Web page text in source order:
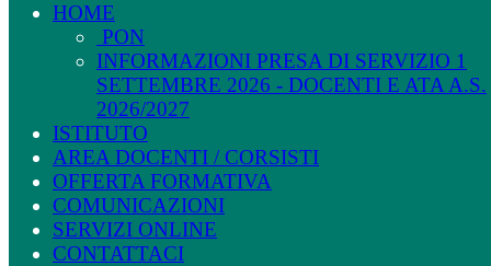
HOME
PON
INFORMAZIONI PRESA DI SERVIZIO 1
SETTEMBRE 2026 - DOCENTI E ATA A.S.
2026/2027
ISTITUTO
AREA DOCENTI / CORSISTI
OFFERTA FORMATIVA
COMUNICAZIONI
SERVIZI ONLINE
CONTATTACI